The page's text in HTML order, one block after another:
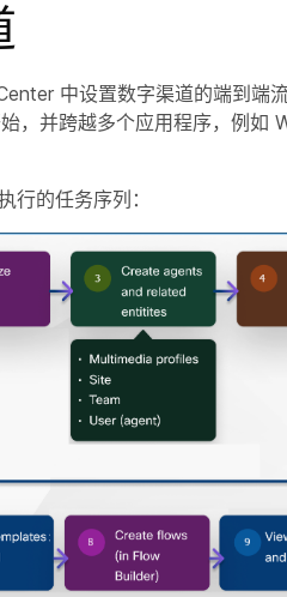
中设置数字渠道的端到端
，并跨越多个应用程序，例如
行的任务序列：